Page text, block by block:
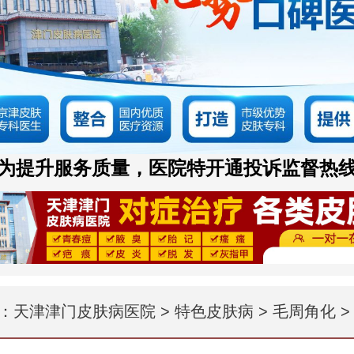
提升服务质量，医院特开通投诉监督热
天津津门皮肤病医院> 特色皮肤病 > 毛周角化>